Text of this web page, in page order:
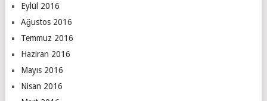
Eylül 2016
Ağustos 2016
Temmuz 2016
Haziran 2016
Mayıs 2016
Nisan 2016